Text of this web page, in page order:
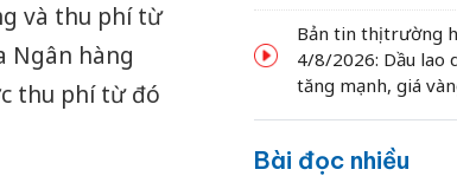
và thu phí từ
Ngân hàng
thu phí từ đó
Bản tin thị trường
4/8/2026: Dầu lao
tăng mạnh, giá
Bài đọc nhiều